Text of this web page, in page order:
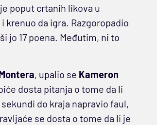
poput crtanih likova u
da igra. Razgoropadio
jo 17 poena. Međutim, ni to
, upalio se Kameron
dosta pitanja o tome da li
do kraja napravio faul,
se dosta o tome da li je